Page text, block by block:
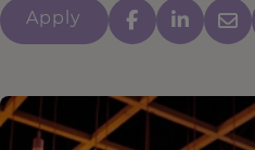
Apply